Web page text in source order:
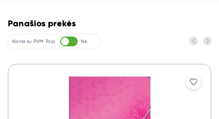
Panašios prekės
Kaina su PVM Taip Ne